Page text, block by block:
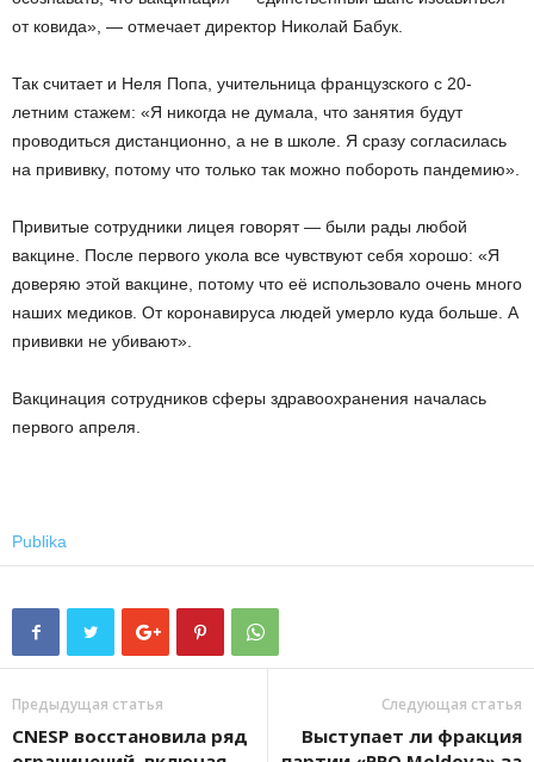
от ковида», — отмечает директор Николай Бабук.
Так считает и Неля Попа, учительница французского с 20-
летним стажем: «Я никогда не думала, что занятия будут
проводиться дистанционно, а не в школе. Я сразу согласилась
на прививку, потому что только так можно побороть пандемию».
Привитые сотрудники лицея говорят — были рады любой
вакцине. После первого укола все чувствуют себя хорошо: «Я
доверяю этой вакцине, потому что её использовало очень много
наших медиков. От коронавируса людей умерло куда больше. А
прививки не убивают».
Вакцинация сотрудников сферы здравоохранения началась
первого апреля.
Publika
Предыдущая статья
CNESP восстановила ряд
Следующая статья
Выступает ли фракция